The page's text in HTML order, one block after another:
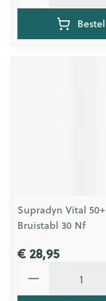
Bestel
Supradyn Vital 50+
Bruistabl 30 Nf
€ 28,95